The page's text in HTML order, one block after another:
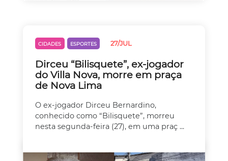
CIDADES ESPORTES 27/JUL
Dirceu “Bilisquete”, ex-jogador
do Villa Nova, morre em praça
de Nova Lima
O ex-jogador Dirceu Bernardino,
conhecido como “Bilisquete”, morreu
nesta segunda-feira (27), em uma praç ...